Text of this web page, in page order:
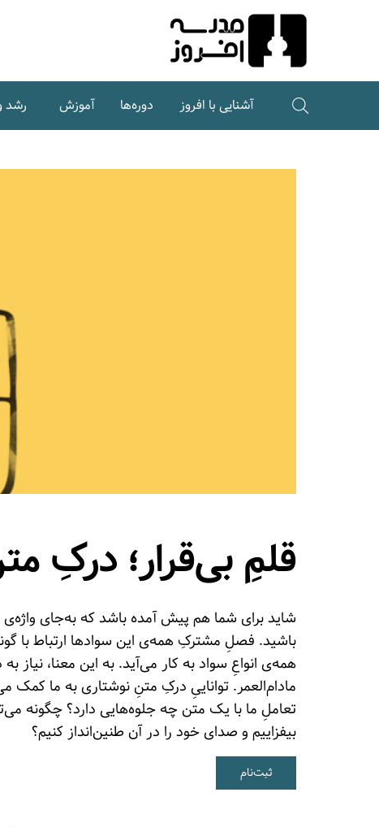
آشنایی با افروز دوره‌ها آموزش رشد
قلمِ بی‌قرار؛ درکِ
شاید برای شما هم پیش آمده باشد که به‌جای واژه‌ی
باشید. فصلِ مشترکِ همه‌ی این سوادها ارتباط با
همه‌ی انواعِ سواد به کار می‌آید. به این معنا،
مادام‌العمر. تواناییِ درکِ متنِ نوشتاری به ما کمک
تعاملِ ما با یک متن چه جلوه‌هایی دارد؟ چگونه
بیفزاییم و صدای خود را در آن طنین‌انداز کنیم؟
ثبت‌نام